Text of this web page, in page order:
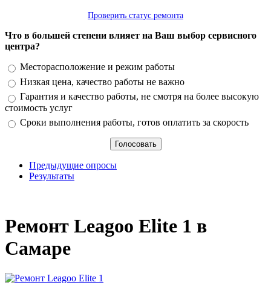
Проверить статус ремонта
Что в большей степени влияет на Ваш выбор сервисного
центра?
Варианты
Месторасположение и режим работы
Низкая цена, качество работы не важно
Гарантия и качество работы, не смотря на более высокую
стоимость услуг
Сроки выполнения работы, готов оплатить за скорость
Предыдущие опросы
Результаты
Ремонт Leagoo Elite 1 в
Самаре